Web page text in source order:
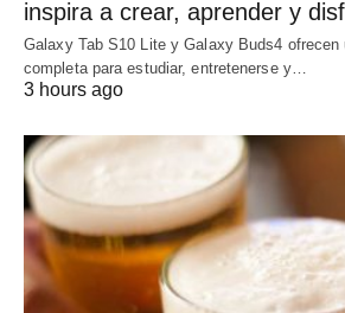
inspira a crear, aprender y
Galaxy Tab S10 Lite y Galaxy Buds4 ofrecen
completa para estudiar, entretenerse y…
3 hours ago